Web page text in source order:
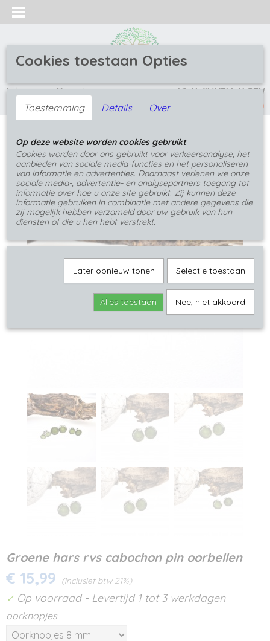
Inloggen Registreren UW WINKELWAGEN
(0)
Home>Oorbellen>Steek Oorbellen
rvs cabochon pin oorbellen
Groene hars rvs cabochon pin oorbellen
€ 15,99 (inclusief btw 21%)
✓ Op voorraad - Levertijd 1 tot 3 werkdagen
oorknopjes
Cookies toestaan Opties
Toestemming Details Over
Op deze website worden cookies gebruikt
Cookies worden door ons gebruikt voor verkeersanalyse, het
aanbieden van sociale media-functies en het personaliseren
van informatie en advertenties. Daarnaast verlenen we onze
sociale media-, advertentie- en analysepartners toegang tot
informatie over hoe u onze site gebruikt. Zij kunnen deze
informatie gebruiken in combinatie met andere gegevens die
zij mogelijk hebben verzameld door uw gebruik van hun
diensten of die u hen hebt verstrekt.
Later opnieuw tonen Selectie toestaan
Alles toestaan Nee, niet akkoord